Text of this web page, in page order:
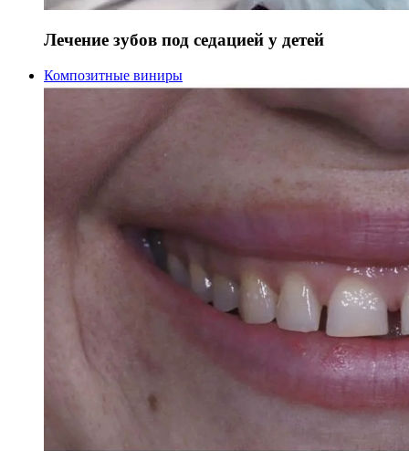
Лечение зубов под седацией у детей
Композитные виниры